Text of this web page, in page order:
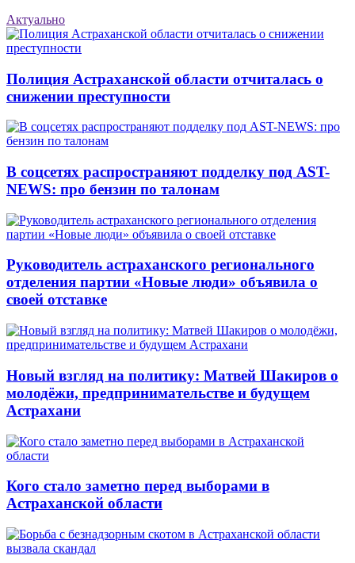
Актуально
Полиция Астраханской области отчиталась о
снижении преступности
В соцсетях распространяют подделку под AST-
NEWS: про бензин по талонам
Руководитель астраханского регионального
отделения партии «Новые люди» объявила о
своей отставке
Новый взгляд на политику: Матвей Шакиров о
молодёжи, предпринимательстве и будущем
Астрахани
Кого стало заметно перед выборами в
Астраханской области